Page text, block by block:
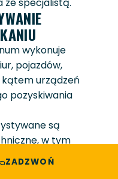
wykonuje
pojazdów,
urządzeń
pozyskiwania
są
w tym
sieci, detekcja
kamer oraz
ZADZWOŃ